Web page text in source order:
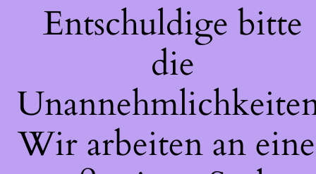
Entschuldige bitte
die
Wir arbeiten an